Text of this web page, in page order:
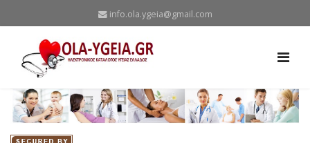
info.ola.ygeia@gmail.com